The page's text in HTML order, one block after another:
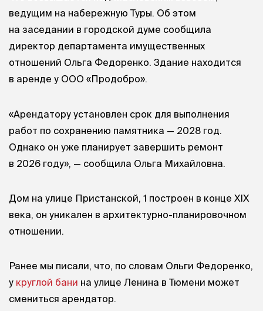
ведущим на набережную Туры. Об этом
на заседании в городской думе сообщила
директор департамента имущественных
отношений Ольга Федоренко. Здание находится
в аренде у ООО «Продобро».
«Арендатору установлен срок для выполнения
работ по сохранению памятника — 2028 год.
Однако он уже планирует завершить ремонт
в 2026 году», — сообщила Ольга Михайловна.
Дом на улице Пристанской, 1 построен в конце XIX
века, он уникален в архитектурно-планировочном
отношении.
Ранее мы писали, что, по словам Ольги Федоренко,
у круглой бани на улице Ленина в Тюмени может
смениться арендатор.